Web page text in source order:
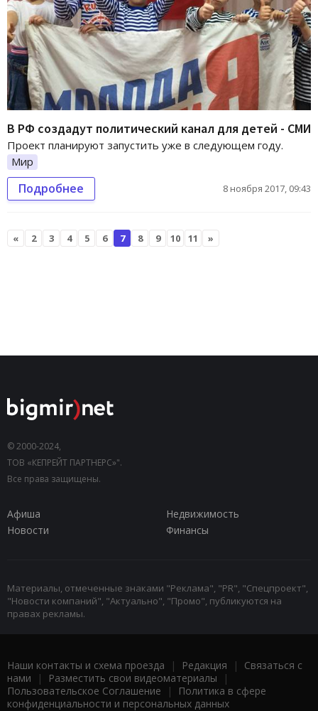
В РФ создадут политический канал для детей - СМИ
Проект планируют запустить уже в следующем году.
Мир
Подробнее 8 ноября 2017, 09:43
« 2 3 4 5 6 7 8 9 10 11 »
© 2000-2024,
ТОВ «КЕПРЕЙТ ПАРТНЕРС»".
Все права защищены.
Афиша
Недвижимость
Новости
Финансы
Материалы, отмеченные знаками "Реклама", "PR", "Спецпроект",
"Новости компаний", "Актуально", "Промо", публикуются на
правах рекламы.
Наши контакты и схема проезда | Редакция | Связаться с
нами | Разместить свои видеоматериалы |
Пользовательское Соглашение |
Политика в сфере
конфиденциальности и персональных данных